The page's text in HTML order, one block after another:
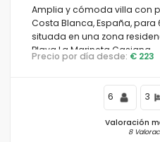
Amplia y cómoda villa con
Costa Blanca, España, para
situada en una zona
Playa La Marineta Casiana.
Precio por día desde: € 223
6 3
Valoración
8